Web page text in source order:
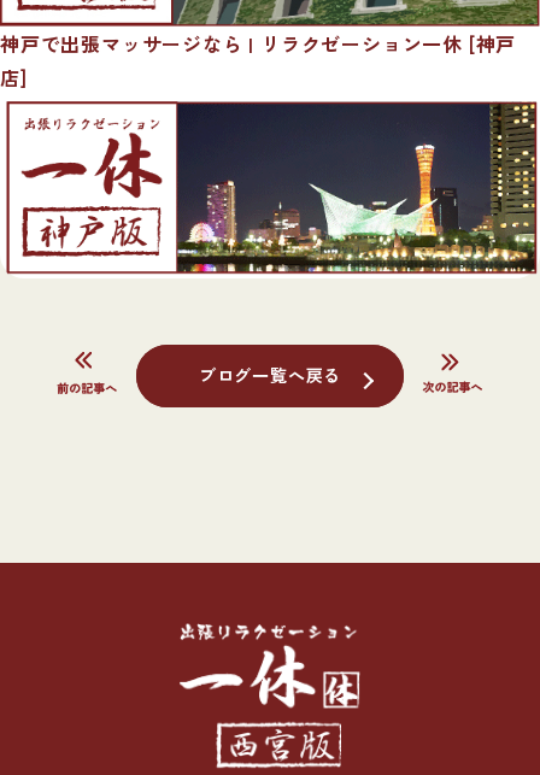
神戸で出張マッサージなら | リラクゼーション一休 [神戸
店]
ブログ一覧へ戻る